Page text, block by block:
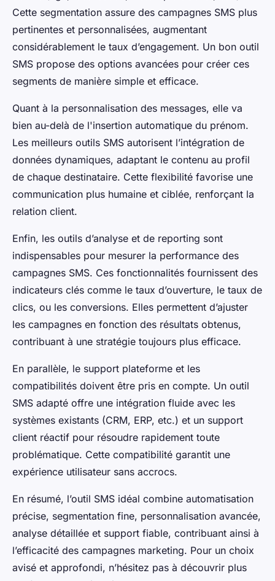
Cette segmentation assure des campagnes SMS plus
pertinentes et personnalisées, augmentant
considérablement le taux d’engagement. Un bon outil
SMS propose des options avancées pour créer ces
segments de manière simple et efficace.
Quant à la personnalisation des messages, elle va
bien au-delà de l'insertion automatique du prénom.
Les meilleurs outils SMS autorisent l’intégration de
données dynamiques, adaptant le contenu au profil
de chaque destinataire. Cette flexibilité favorise une
communication plus humaine et ciblée, renforçant la
relation client.
Enfin, les outils d’analyse et de reporting sont
indispensables pour mesurer la performance des
campagnes SMS. Ces fonctionnalités fournissent des
indicateurs clés comme le taux d’ouverture, le taux de
clics, ou les conversions. Elles permettent d’ajuster
les campagnes en fonction des résultats obtenus,
contribuant à une stratégie toujours plus efficace.
En parallèle, le support plateforme et les
compatibilités doivent être pris en compte. Un outil
SMS adapté offre une intégration fluide avec les
systèmes existants (CRM, ERP, etc.) et un support
client réactif pour résoudre rapidement toute
problématique. Cette compatibilité garantit une
expérience utilisateur sans accrocs.
En résumé, l’outil SMS idéal combine automatisation
précise, segmentation fine, personnalisation avancée,
analyse détaillée et support fiable, contribuant ainsi à
l’efficacité des campagnes marketing. Pour un choix
avisé et approfondi, n’hésitez pas à découvrir plus